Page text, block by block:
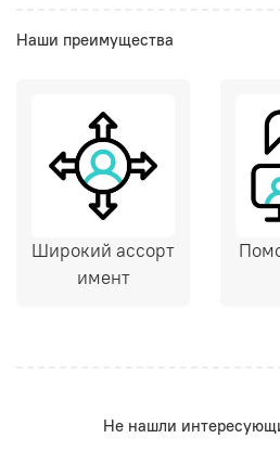
Наши преимущества
Широкий ассорт
имент
Не нашли